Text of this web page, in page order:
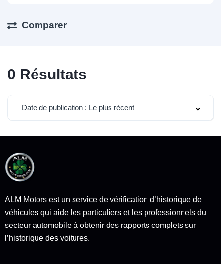
Comparer
0 Résultats
Date de publication : Le plus récent
ALM Motors est un service de vérification d’historique de
véhicules qui aide les particuliers et les professionnels du
secteur automobile à obtenir des rapports complets sur
l’historique des voitures.